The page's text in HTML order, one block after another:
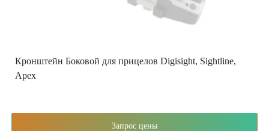
Кронштейн Боковой для прицелов Digisight, Sightline,
Apex
Запрос цены